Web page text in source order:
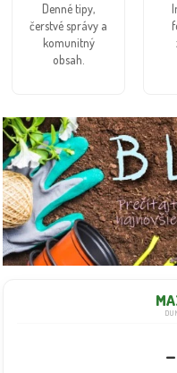
Denné tipy,
čerstvé správy a
komunitný
obsah.